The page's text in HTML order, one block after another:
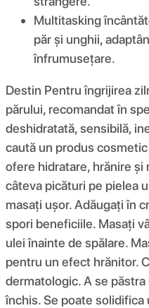
Multitasking
păr și unghii,
înfrumusețare.
Destin Pentru îngrijirea
părului, recomandat în
deshidratată, sensibilă,
caută un produs
ofere hidratare, hrănire și
câteva picături pe pielea
masați ușor. Adăugați în
spori beneficiile. Masați
ulei înainte de spălare.
pentru un efect hrănitor.
dermatologic. A se
închis. Se poate solidifica